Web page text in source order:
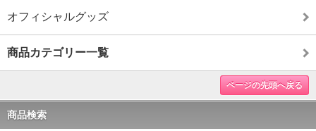
オフィシャルグッズ
商品カテゴリー一覧
ページの先頭へ戻る
商品検索